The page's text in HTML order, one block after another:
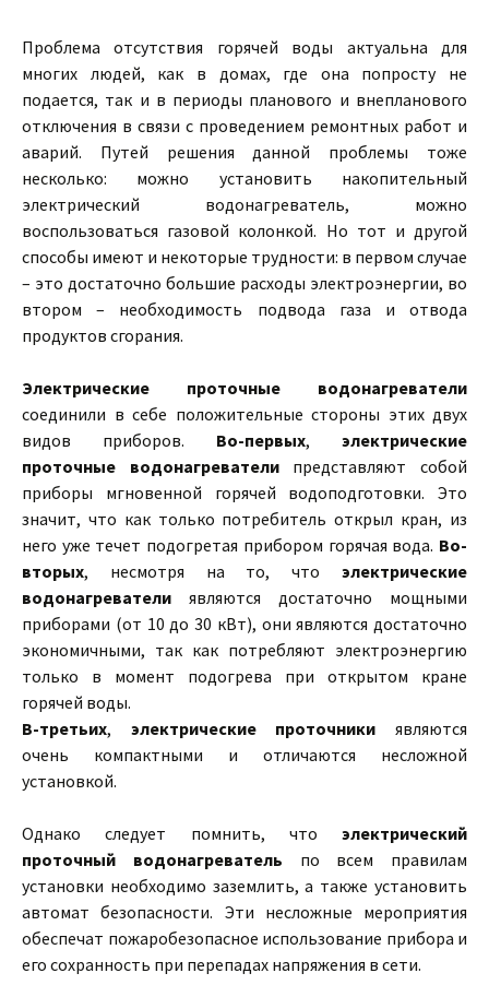
Проблема отсутствия горячей воды актуальна для
многих людей, как в домах, где она попросту не
подается, так и в периоды планового и внепланового
отключения в связи с проведением ремонтных работ и
аварий. Путей решения данной проблемы тоже
несколько: можно установить накопительный
электрический водонагреватель, можно
воспользоваться газовой колонкой. Но тот и другой
способы имеют и некоторые трудности: в первом случае
– это достаточно большие расходы электроэнергии, во
втором – необходимость подвода газа и отвода
продуктов сгорания.
Электрические проточные водонагреватели
соединили в себе положительные стороны этих двух
видов приборов. Во-первых, электрические
проточные водонагревателипредставляют собой
приборы мгновенной горячей водоподготовки. Это
значит, что как только потребитель открыл кран, из
него уже течет подогретая прибором горячая вода. Во-
вторых, несмотря на то, что электрические
водонагреватели являются достаточно мощными
приборами (от 10 до 30 кВт), они являются достаточно
экономичными, так как потребляют электроэнергию
только в момент подогрева при открытом кране
горячей воды.
В-третьих, электрические проточники являются
очень компактными и отличаются несложной
установкой.
Однако следует помнить, что электрический
проточный водонагреватель по всем правилам
установки необходимо заземлить, а также установить
автомат безопасности. Эти несложные мероприятия
обеспечат пожаробезопасное использование прибора и
его сохранность при перепадах напряжения в сети.